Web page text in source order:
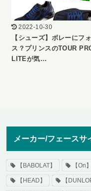
2022-10-30
【シューズ】ボレーにフ
ス？プリンスのTOUR
LITEが気…
メーカー/フェースサ
【BABOLAT】 【On】
【HEAD】 【